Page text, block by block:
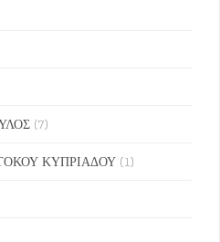
(7)
ΚΥΠΡΙΑΔΟΥ (1)